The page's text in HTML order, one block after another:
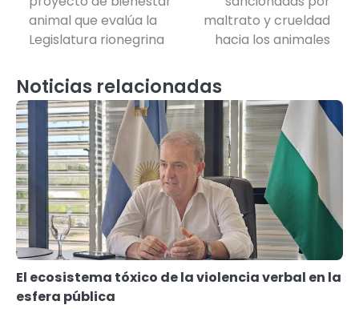
entradas
animal que evalúa la
Legislatura rionegrina
maltrato y crueldad
hacia los animales
Noticias relacionadas
El ecosistema tóxico de la violencia verbal en la
esfera pública